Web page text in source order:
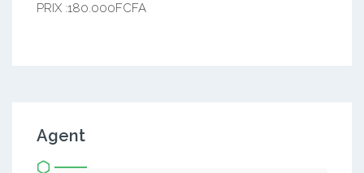
PRIX :180.000FCFA
Agent